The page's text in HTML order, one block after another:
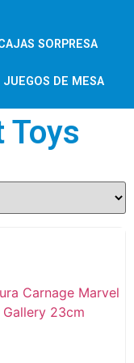
SORPRESA
JUEGOS DE MESA
Toys